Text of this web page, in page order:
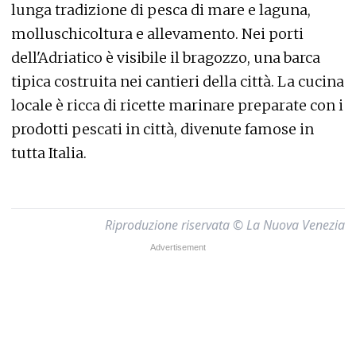
lunga tradizione di pesca di mare e laguna,
molluschicoltura e allevamento. Nei porti
dell'Adriatico è visibile il bragozzo, una barca
tipica costruita nei cantieri della città. La cucina
locale è ricca di ricette marinare preparate con i
prodotti pescati in città, divenute famose in
tutta Italia.
Riproduzione riservata © La Nuova Venezia